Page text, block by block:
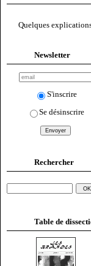
Quelques
Newsletter
S'inscrire
Se désinscrire
Rechercher
Table de